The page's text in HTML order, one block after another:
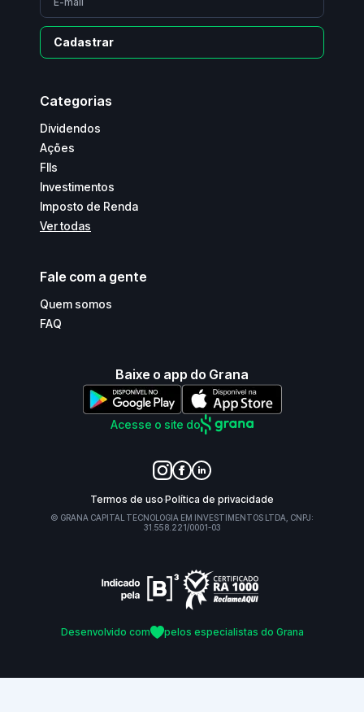
Cadastrar
Categorias
Dividendos
Ações
FIIs
Investimentos
Imposto de Renda
Ver todas
Fale com a gente
Quem somos
FAQ
Baixe o app do Grana
Acesse o site do
Termos de uso Política de privacidade
© GRANA CAPITAL TECNOLOGIA EM INVESTIMENTOS LTDA, CNPJ:
31.558.221/0001-03
Desenvolvido com pelos especialistas do Grana